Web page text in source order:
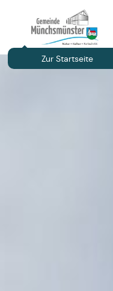
Zur Startseite